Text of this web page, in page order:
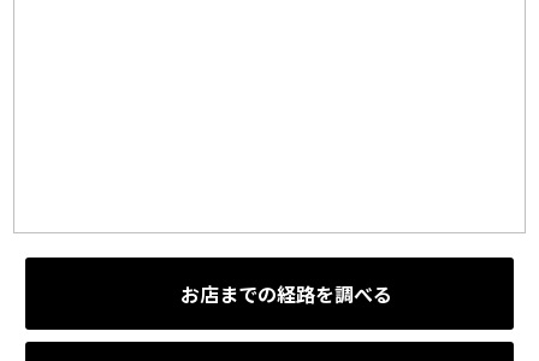
お店までの経路を調べる